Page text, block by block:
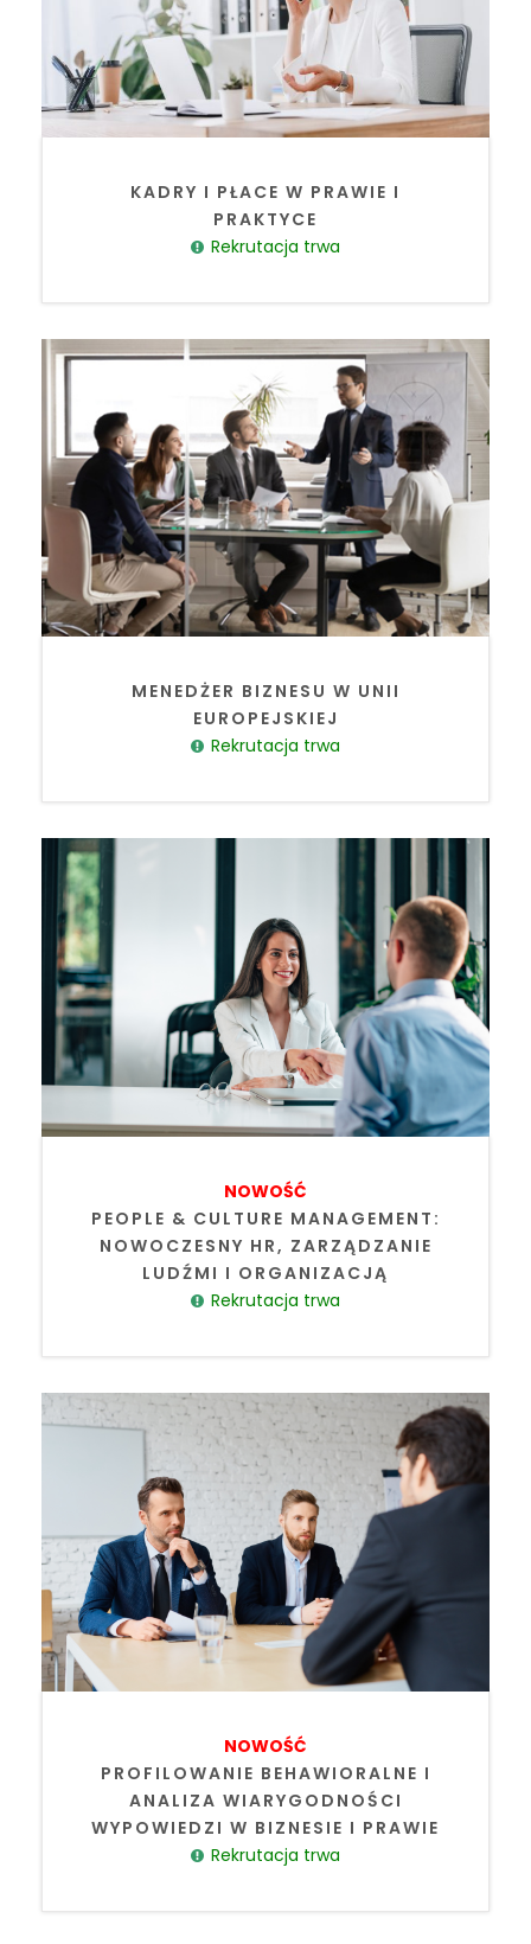
KADRY I PŁACE W PRAWIE I
PRAKTYCE
Rekrutacja trwa
MENEDŻER BIZNESU W UNII
EUROPEJSKIEJ
Rekrutacja trwa
NOWOŚĆ
PEOPLE & CULTURE MANAGEMENT:
NOWOCZESNY HR, ZARZĄDZANIE
LUDŹMI I ORGANIZACJĄ
Rekrutacja trwa
NOWOŚĆ
PROFILOWANIE BEHAWIORALNE I
ANALIZA WIARYGODNOŚCI
WYPOWIEDZI W BIZNESIE I PRAWIE
Rekrutacja trwa